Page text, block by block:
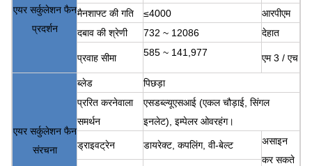
एयर सर्कुलेशन फैन
प्रदर्शन
मैनशाफ्ट की गति ≤4000
आरपीएम
दबाव की श्रेणी
732 ~ 12086 देहात
प्रवाह सीमा 585 ~ 141,977 एम 3 / एच
एयर सर्कुलेशन फैन
संरचना
ब्लेड
पिछड़ा
प्ररित करनेवाला
समर्थन
एसडब्ल्यूएसआई (एकल चौड़ाई, सिंगल
इनलेट), इम्पेलर ओवरहंग।
ड्राइवट्रेन डायरेक्ट, कपलिंग, वी-बेल्ट
असाइन
कर सकते